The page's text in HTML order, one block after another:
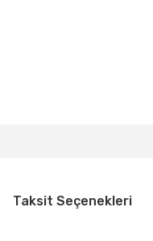
Taksit Seçenekleri